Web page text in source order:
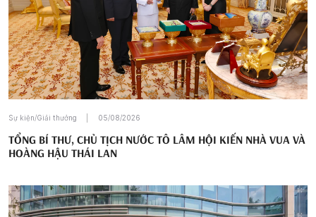
Sự kiện/Giải thưởng 05/08/2026
TỔNG BÍ THƯ, CHỦ TỊCH NƯỚC TÔ LÂM HỘI KIẾN NHÀ VUA VÀ
HOÀNG HẬU THÁI LAN